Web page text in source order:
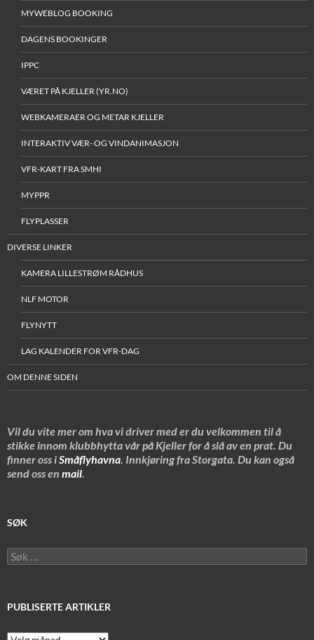
MYWEBLOG BOOKING
DAGENS BOOKINGER
IPPC
VÆRET PÅ KJELLER (YR.NO)
WEBKAMERAER OG METAR KJELLER
INTERAKTIV VÆR- OG VINDANIMASJON
VFR-KART FRA SMHI
MYPPR
FLYPLASSER
DIVERSE LINKER
KAMERA LILLESTRØM RÅDHUS
NLF MOTOR
FLYNYTT
LAG KALENDER FOR VFR-DAG
OM DENNE SIDEN
Vil du vite mer om hva vi driver med er du velkommen til å
stikke innom klubbhytta vår på Kjeller for å slå av en prat. Du
finner oss iSmåflyhavna. Innkjøring fra Storgata. Du kan også
send oss en mail.
SØK
Søk
etter:
PUBLISERTE ARTIKLER